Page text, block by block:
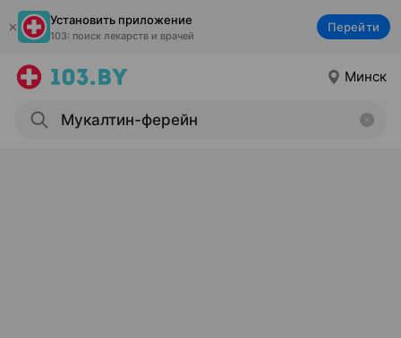
Установить приложение
103: поиск лекарств и врачей
Перейти
Минск